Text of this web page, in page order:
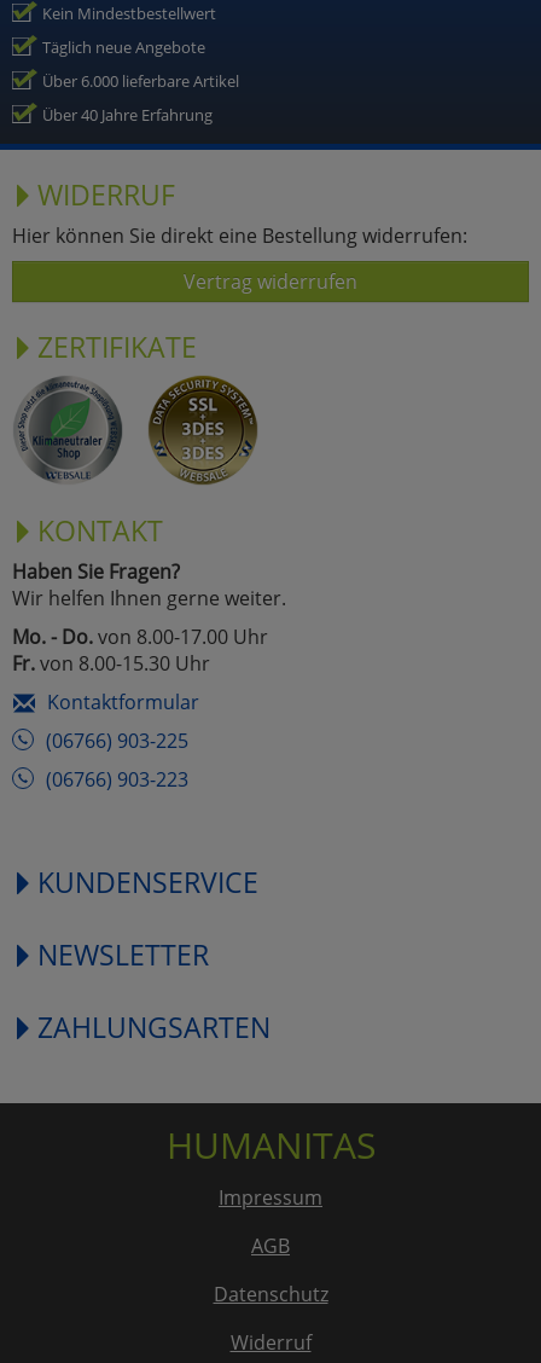
Kein Mindestbestellwert
Täglich neue Angebote
Über 6.000 lieferbare Artikel
Über 40 Jahre Erfahrung
WIDERRUF
Hier können Sie direkt eine Bestellung widerrufen:
Vertrag widerrufen
ZERTIFIKATE
KONTAKT
Haben Sie Fragen?
Wir helfen Ihnen gerne weiter.
Mo. - Do.von 8.00-17.00 Uhr
Fr.von 8.00-15.30 Uhr
Kontaktformular
(06766) 903-225
(06766) 903-223
KUNDENSERVICE
NEWSLETTER
ZAHLUNGSARTEN
HUMANITAS
Impressum
AGB
Datenschutz
Widerruf